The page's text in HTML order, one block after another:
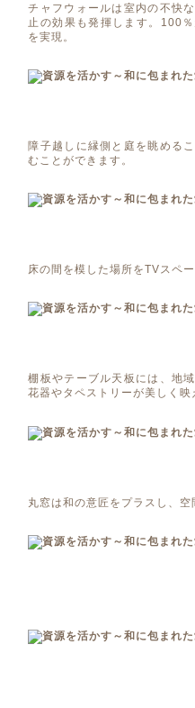
チャフウォールは室内の不快
止の効果も発揮します。100
を実現。
障子越しに縁側と庭を眺める
むことができます。
床の間を模した場所をTVスペー
棚板やテーブル天板には、地
花器やタペストリーが美しく映
丸窓は和の意匠をプラスし、空